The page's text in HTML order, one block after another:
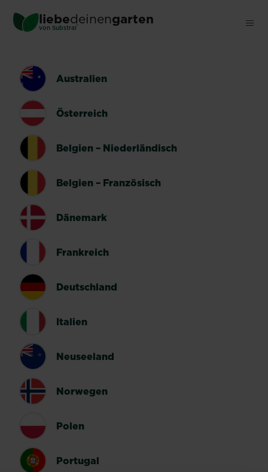
main
liebedeinengarten
von Substral ®
Australien
Österreich
Belgien – Niederländisch
Belgien – Französisch
Dänemark
Frankreich
Deutschland
Italien
Neuseeland
Norwegen
Polen
Portugal